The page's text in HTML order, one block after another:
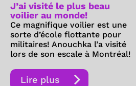
J’ai visité le plus beau
voilier au monde!
Ce magnifique voilier est une
sorte d’école flottante pour
militaires! Anouchka l’a visité
lors de son escale à Montréal!
Lire plus